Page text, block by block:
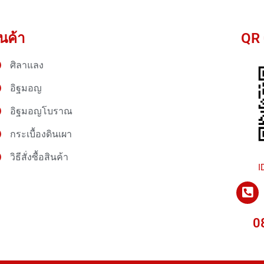
ค้า
ศิลาแลง
อิฐมอญ
อิฐมอญโบราณ
กระเบื้องดินเผา
วิธีสั่งซื้อสินค้า
P
h
n